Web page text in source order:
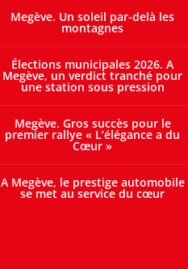
Megève. Un soleil par-delà les
montagnes
Élections municipales 2026. A
Megève, un verdict tranché pour
une station sous pression
Megève. Gros succès pour le
premier rallye « L’élégance a du
Cœur »
A Megève, le prestige automobile
se met au service du cœur